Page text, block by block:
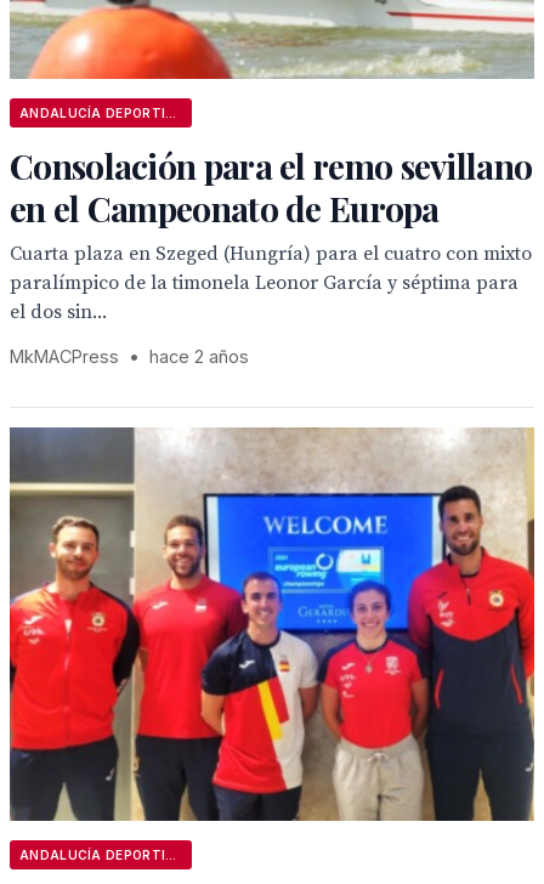
Consolación para el remo sevillano
en el Campeonato de Europa
Cuarta plaza en Szeged (Hungría) para el cuatro con mixto
paralímpico de la timonela Leonor García y séptima para
el dos sin...
MkMACPress • hace 2 años